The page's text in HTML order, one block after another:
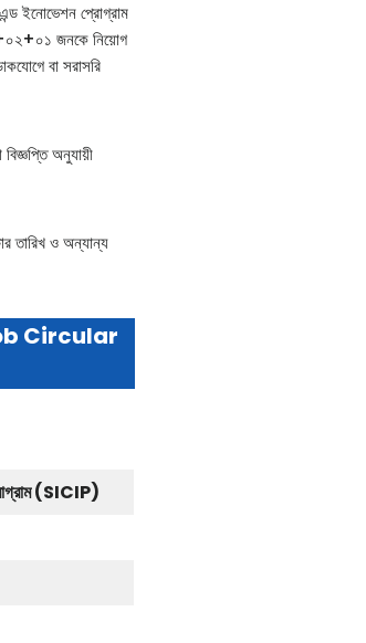
ইনোভেশন প্রোগ্রাম
জনকে নিয়োগ
বা সরাসরি
অনুযায়ী
তারিখ ও অন্যান্য
Circular
(SICIP)